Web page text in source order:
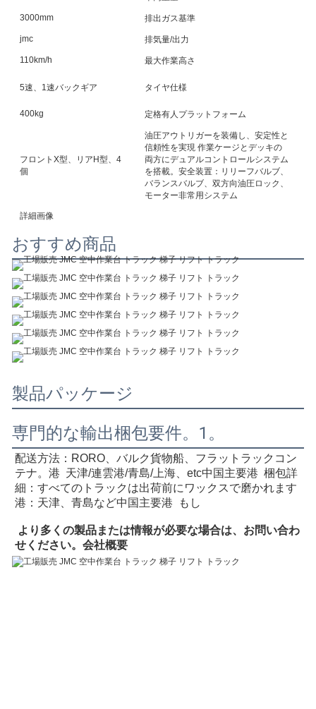
3000mm 排出ガス基準
jmc 排気量/出力
110km/h 最大作業高さ
5速、1速バックギア タイヤ仕様
400kg 定格有人プラットフォーム
フロントX型、リアH型、4
個
油圧アウトリガーを装備し、安定性と
信頼性を実現 作業ケージとデッキの
両方にデュアルコントロールシステム
を搭載。安全装置：リリーフバルブ、
バランスバルブ、双方向油圧ロック、
モーター非常用システム
詳細画像
おすすめ商品
製品パッケージ
専門的な輸出梱包要件。1。
配送方法：RORO、バルク貨物船、フラットラックコン
テナ。港  天津/連雲港/青島/上海、etc中国主要港
  梱包詳
細：すべてのトラックは出荷前にワックスで磨かれます
港：天津、青島など中国主要港
もし
せください。 会社概要